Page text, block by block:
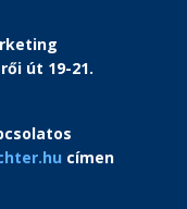
út 19-21.
címen